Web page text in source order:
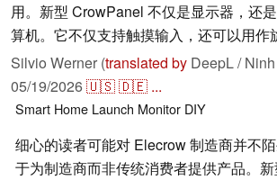
用。新型 CrowPanel 不仅是显示器，还
算机。它不仅支持触摸输入，还可以用作
Silvio Werner (translated by DeepL /
05/19/2026🇺🇸🇩🇪 ...
Smart Home Launch Monitor DIY
细心的读者可能对 Elecrow 制造商并不
于为制造商而非传统消费者提供产品。